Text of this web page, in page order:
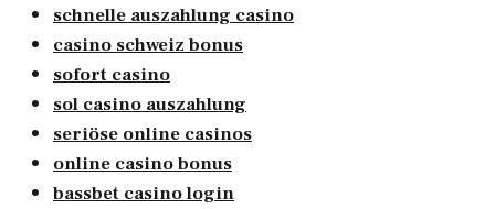
schnelle auszahlung casino
casino schweiz bonus
sofort casino
sol casino auszahlung
seriöse online casinos
online casino bonus
bassbet casino login